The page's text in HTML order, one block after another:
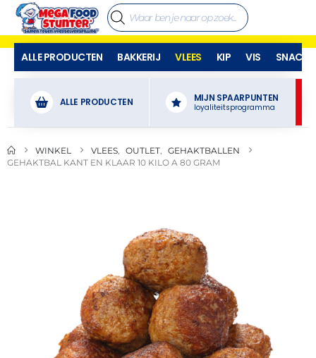
ALLE PRODUCTEN BAKKERIJ VLEES KIP VIS SNACKS
ALLE PRODUCTEN MIJN SPAARPUNTEN
loyaliteitsprogramma
WINKEL VLEES OUTLET
GEHAKTBALLEN
GEHAKTBAL KANT EN KLAAR 10 KILO A 80 GRAM